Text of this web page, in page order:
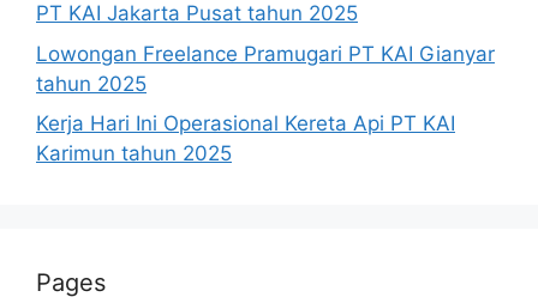
PT KAI Jakarta Pusat tahun 2025
Lowongan Freelance Pramugari PT KAI Gianyar
tahun 2025
Kerja Hari Ini Operasional Kereta Api PT KAI
Karimun tahun 2025
Pages